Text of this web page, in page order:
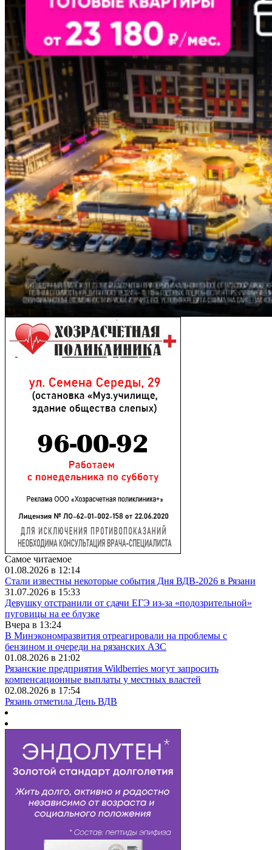
Самое читаемое
01.08.2026 в 12:14
Стали известны некоторые события Дня ВДВ-2026 в Рязани
31.07.2026 в 15:33
Девушку отстранили от сдачи ЕГЭ из-за «подозрительной»
пуговицы на ее блузке
Вчера в 13:24
В Минэкономразвития отреагировали на проблемы с
бензином и очереди на рязанских АЗС
01.08.2026 в 21:02
Рязанские предприятия Wildberries могут запросить
компенсационные выплаты у местных властей
02.08.2026 в 17:54
Рязань отметила День ВДВ